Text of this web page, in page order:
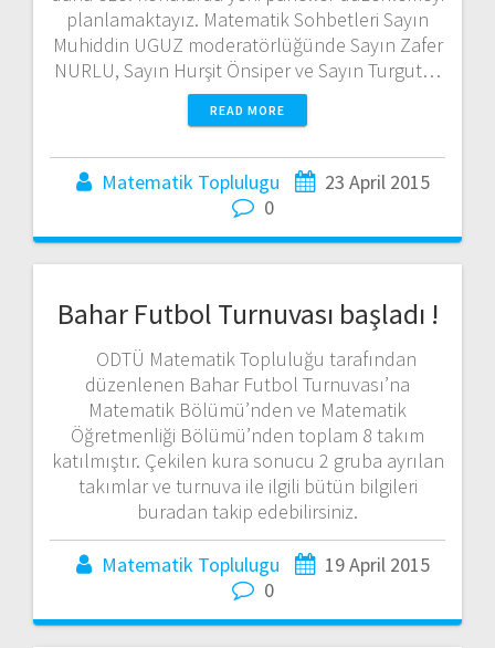
planlamaktayız. Matematik Sohbetleri Sayın
Muhiddin UGUZ moderatörlüğünde Sayın Zafer
NURLU, Sayın Hurşit Önsiper ve Sayın Turgut…
READ MORE
Matematik Toplulugu
23 April 2015
0
Bahar Futbol Turnuvası başladı !
ODTÜ Matematik Topluluğu tarafından
düzenlenen Bahar Futbol Turnuvası’na
Matematik Bölümü’nden ve Matematik
Öğretmenliği Bölümü’nden toplam 8 takım
katılmıştır. Çekilen kura sonucu 2 gruba ayrılan
takımlar ve turnuva ile ilgili bütün bilgileri
buradan takip edebilirsiniz.
Matematik Toplulugu
19 April 2015
0